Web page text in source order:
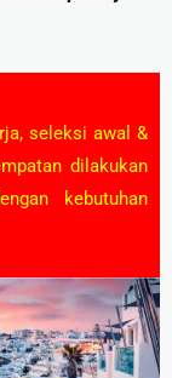
seleksi awal &
dilakukan
kebutuhan